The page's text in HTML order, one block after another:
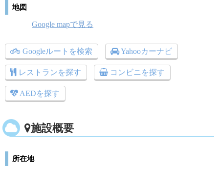
地図
Google mapで見る
Googleルートを検索 Yahooカーナビ
レストランを探す コンビニを探す
AEDを探す
施設概要
所在地